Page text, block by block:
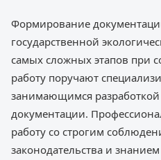
Формирование
государственной
самых сложных этапов при
работу поручают
занимающимся разработкой
документации.
работу со строгим
законодательства и